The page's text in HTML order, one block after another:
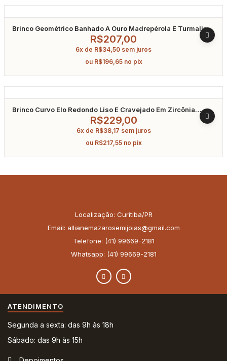
Brinco Geométrico Banhado A Ouro Madrepérola E Turmalina
R$207,00
6x de R$34,50 sem juros
ou R$196,65 no pix
Brinco Curvo Elo Redondo Liso E Cravejado Em Zircônia
R$229,00
6x de R$38,17 sem juros
ou R$217,55 no pix
Localização: Curitiba/PR
Email: allianemazarosemijoias@gmail.com
Telefone: (41) 99669-2181
Whatsapp: (41) 99669-2181
ATENDIMENTO
Segunda a sexta: das 9h às 18h
Sábado: das 9h às 15h